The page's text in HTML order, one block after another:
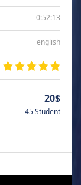
0:52:13
english
20$
45 Student